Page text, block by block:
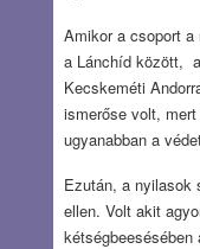
Amikor a csoport a
a Lánchíd között,
Kecskeméti
ismerőse volt,
ugyanabban a
Ezután, a nyilasok
ellen. Volt akit